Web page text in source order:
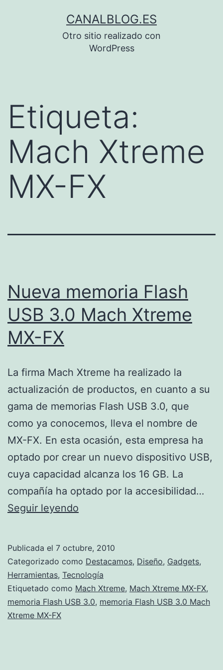
CANALBLOG.ES
Otro sitio realizado con
WordPress
Etiqueta:
Mach Xtreme
MX-FX
Nueva memoria Flash
USB 3.0 Mach Xtreme
MX-FX
La firma Mach Xtreme ha realizado la
actualización de productos, en cuanto a su
gama de memorias Flash USB 3.0, que
como ya conocemos, lleva el nombre de
MX-FX. En esta ocasión, esta empresa ha
optado por crear un nuevo dispositivo USB,
cuya capacidad alcanza los 16 GB. La
compañía ha optado por la accesibilidad…
Seguir leyendo
USB
3.0
Mach
Xtreme
Publicada el 7 octubre, 2010
Categorizado como Destacamos, Diseño, Gadgets,
Herramientas, Tecnología
Etiquetado como Mach Xtreme, Mach Xtreme MX-FX,
memoria Flash USB 3.0, memoria Flash USB 3.0 Mach
Xtreme MX-FX